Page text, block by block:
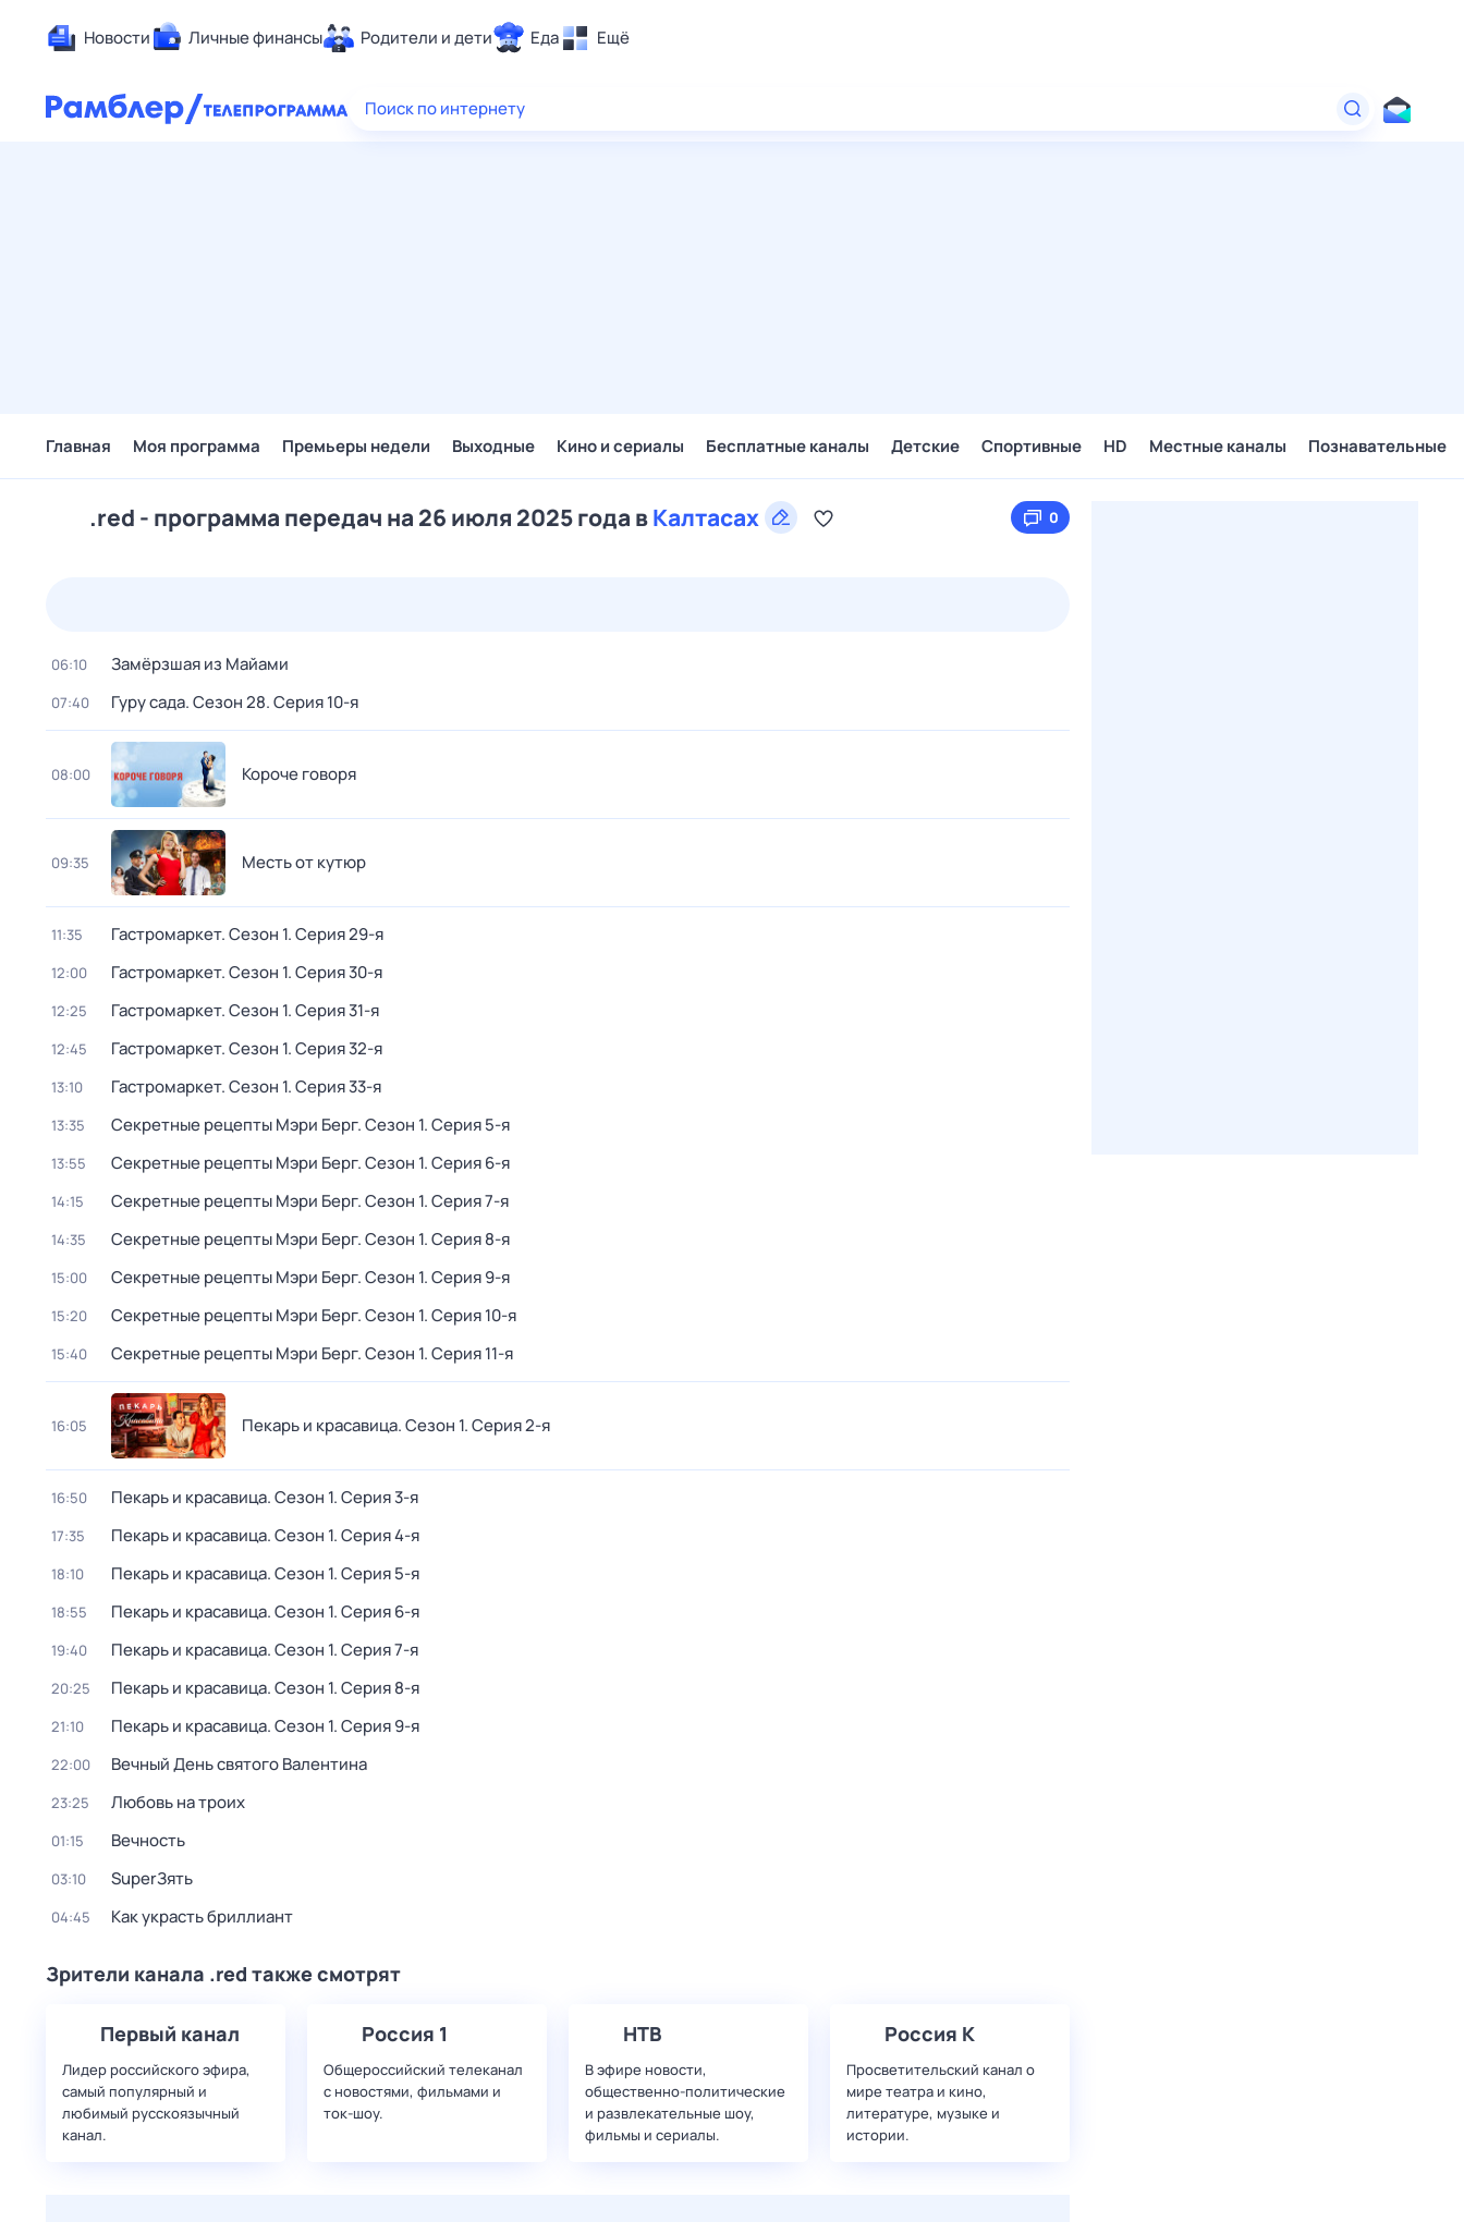
Новости Личные финансы Родители и дети Еда Ещё
Здоровье
Поиск по интернету
Главная Моя программа Премьеры недели Выходные Кино и сериалы Бесплатные каналы Детские Спортивные HD Местные каналы Познавательные
.red - программа передач на 26 июля 2025 года вКалтасах 0
06:10 Замёрзшая из Майами
07:40 Гуру сада. Сезон 28. Серия 10-я
08:00 Короче говоря
09:35 Месть от кутюр
11:35 Гастромаркет. Сезон 1. Серия 29-я
12:00 Гастромаркет. Сезон 1. Серия 30-я
12:25 Гастромаркет. Сезон 1. Серия 31-я
12:45 Гастромаркет. Сезон 1. Серия 32-я
13:10 Гастромаркет. Сезон 1. Серия 33-я
13:35 Секретные рецепты Мэри Берг. Сезон 1. Серия 5-я
13:55 Секретные рецепты Мэри Берг. Сезон 1. Серия 6-я
14:15 Секретные рецепты Мэри Берг. Сезон 1. Серия 7-я
14:35 Секретные рецепты Мэри Берг. Сезон 1. Серия 8-я
15:00 Секретные рецепты Мэри Берг. Сезон 1. Серия 9-я
15:20 Секретные рецепты Мэри Берг. Сезон 1. Серия 10-я
15:40 Секретные рецепты Мэри Берг. Сезон 1. Серия 11-я
16:05 Пекарь и красавица. Сезон 1. Серия 2-я
16:50 Пекарь и красавица. Сезон 1. Серия 3-я
17:35 Пекарь и красавица. Сезон 1. Серия 4-я
18:10 Пекарь и красавица. Сезон 1. Серия 5-я
18:55 Пекарь и красавица. Сезон 1. Серия 6-я
19:40 Пекарь и красавица. Сезон 1. Серия 7-я
20:25 Пекарь и красавица. Сезон 1. Серия 8-я
21:10 Пекарь и красавица. Сезон 1. Серия 9-я
22:00 Вечный День святого Валентина
23:25 Любовь на троих
01:15 Вечность
03:10 SuperЗять
04:45 Как украсть бриллиант
Зрители канала .red также смотрят
Первый канал
Лидер российского эфира,
самый популярный и
любимый русскоязычный
канал.
Россия 1
Общероссийский телеканал
с новостями, фильмами и
ток-шоу.
НТВ
В эфире новости,
общественно-политические
и развлекательные шоу,
фильмы и сериалы.
Россия К
Просветительский канал о
мире театра и кино,
литературе, музыке и
истории.